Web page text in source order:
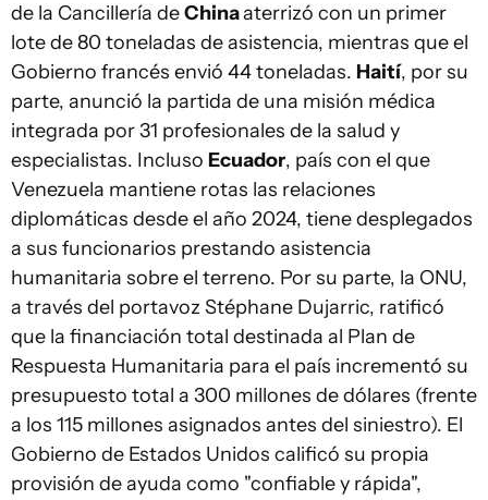
de la Cancillería deChinaaterrizó con un primer
lote de 80 toneladas de asistencia, mientras que el
Gobierno francés envió 44 toneladas. Haití, por su
parte, anunció la partida de una misión médica
integrada por 31 profesionales de la salud y
especialistas. Incluso Ecuador, país con el que
Venezuela mantiene rotas las relaciones
diplomáticas desde el año 2024, tiene desplegados
a sus funcionarios prestando asistencia
humanitaria sobre el terreno. Por su parte, la ONU,
a través del portavoz Stéphane Dujarric, ratificó
que la financiación total destinada al Plan de
Respuesta Humanitaria para el país incrementó su
presupuesto total a 300 millones de dólares (frente
a los 115 millones asignados antes del siniestro). El
Gobierno de Estados Unidos calificó su propia
provisión de ayuda como "confiable y rápida",